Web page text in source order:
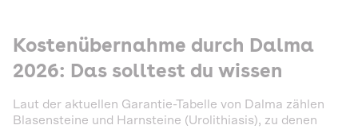
Kostenübernahme durch Dalma
2026: Das solltest du wissen
Laut der aktuellen Garantie-Tabelle von Dalma zählen
Blasensteine und Harnsteine (Urolithiasis), zu denen